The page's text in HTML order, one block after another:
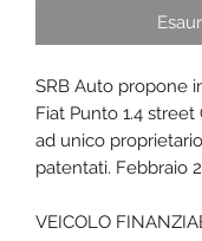
SRB Auto propone
Fiat Punto 1.4
ad unico
patentati. Febbraio
VEICOLO